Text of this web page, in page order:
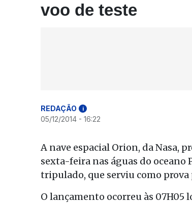
voo de teste
REDAÇÃO i
05/12/2014 - 16:22
A nave espacial Orion, da Nasa,
sexta-feira nas águas do oceano
tripulado, que serviu como prova
O lançamento ocorreu às 07H05